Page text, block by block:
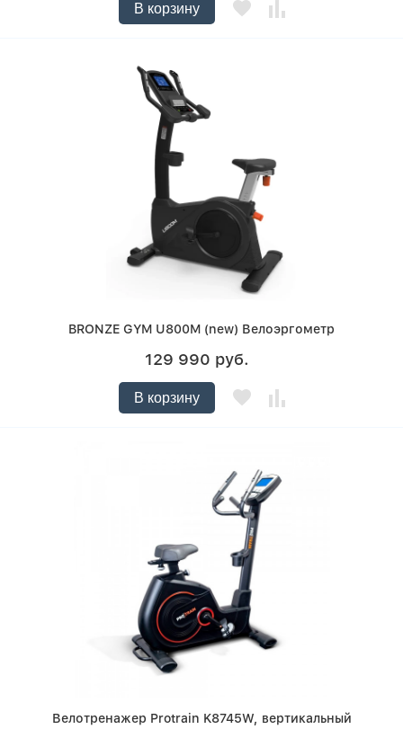
В корзину
BRONZE GYM U800M (new) Велоэргометр
129 990 руб.
В корзину
Велотренажер Protrain K8745W, вертикальный